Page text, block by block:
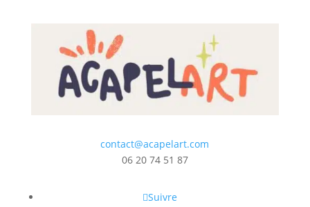
contact@acapelart.com
06 20 74 51 87
Suivre